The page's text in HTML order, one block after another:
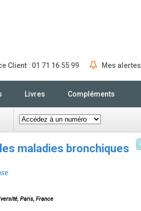
Client : 01 71 16 55 99 Mes alertes
Livres Compléments
maladies bronchiques
Paris, France